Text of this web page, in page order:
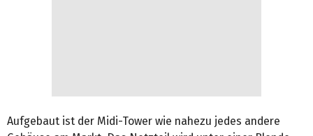
Aufgebaut ist der Midi-Tower wie nahezu jedes andere